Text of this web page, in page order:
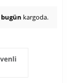
bugün kargoda.